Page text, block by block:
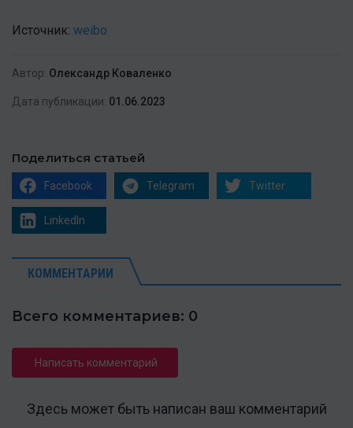
Источник: weibo
Автор: Олександр Коваленко
Дата публикации: 01.06.2023
Поделиться статьей
Facebook Telegram Twitter
LinkedIn
КОММЕНТАРИИ
Всего комментариев: 0
Написать комментарий
Здесь может быть написан ваш комментарий